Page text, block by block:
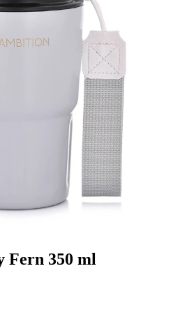
Fern 350 ml